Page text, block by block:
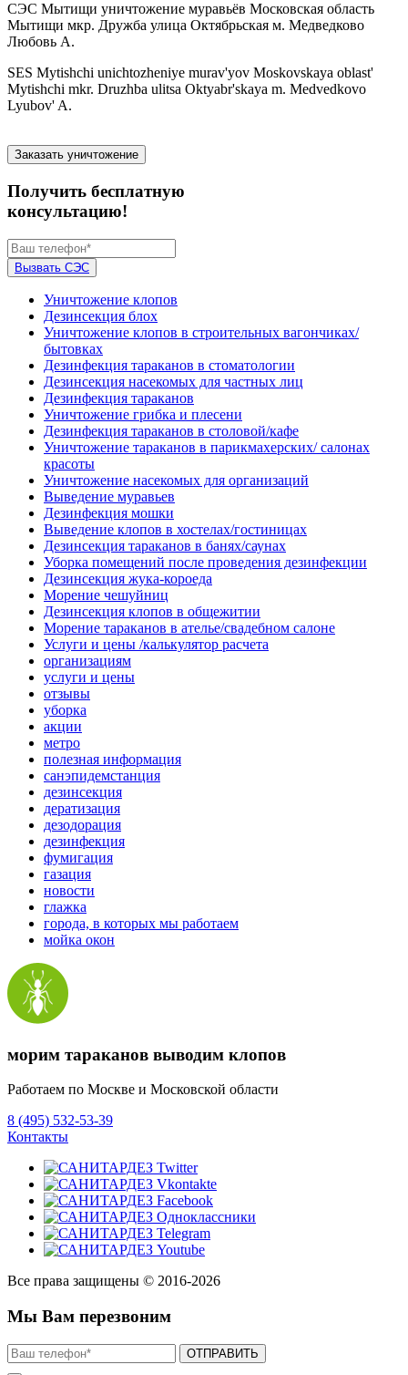
СЭС Мытищи уничтожение муравьёв Московская область
Мытищи мкр. Дружба улица Октябрьская м. Медведково
Любовь А.
SES Mytishchi unichtozheniye murav'yov Moskovskaya oblast'
Mytishchi mkr. Druzhba ulitsa Oktyabr'skaya m. Medvedkovo
Lyubov' A.
Заказать уничтожение
Получить бесплатную
консультацию!
Вызвать СЭС
Уничтожение клопов
Дезинсекция блох
Уничтожение клопов в строительных вагончиках/
бытовках
Дезинфекция тараканов в стоматологии
Дезинсекция насекомых для частных лиц
Дезинфекция тараканов
Уничтожение грибка и плесени
Дезинфекция тараканов в столовой/кафе
Уничтожение тараканов в парикмахерских/ салонах
красоты
Уничтожение насекомых для организаций
Выведение муравьев
Дезинфекция мошки
Выведение клопов в хостелах/гостиницах
Дезинсекция тараканов в банях/саунах
Уборка помещений после проведения дезинфекции
Дезинсекция жука-короеда
Морение чешуйниц
Дезинсекция клопов в общежитии
Морение тараканов в ателье/свадебном салоне
Услуги и цены /калькулятор расчета
организациям
услуги и цены
отзывы
уборка
акции
метро
полезная информация
санэпидемстанция
дезинсекция
дератизация
дезодорация
дезинфекция
фумигация
газация
новости
глажка
города, в которых мы работаем
мойка окон
морим тараканов выводим клопов
Работаем по Москве и Московской области
8 (495) 532-53-39
Контакты
Все права защищены © 2016-2026
Мы Вам перезвоним
ОТПРАВИТЬ